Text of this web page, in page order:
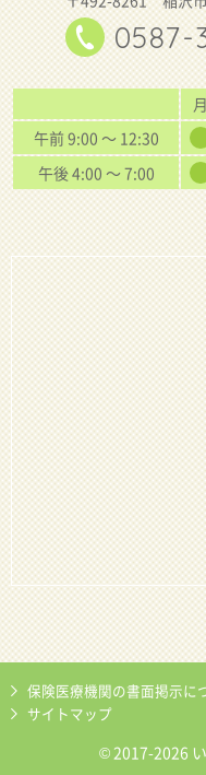
0587-
月
午前 9:00 〜 12:30
午後 4:00 〜 7:00
保険医療機関の書面掲示に
サイトマップ
© 2017-2026